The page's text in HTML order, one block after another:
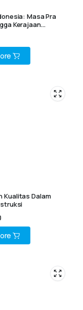
Masa Pra
Kerajaan
Kualitas Dalam